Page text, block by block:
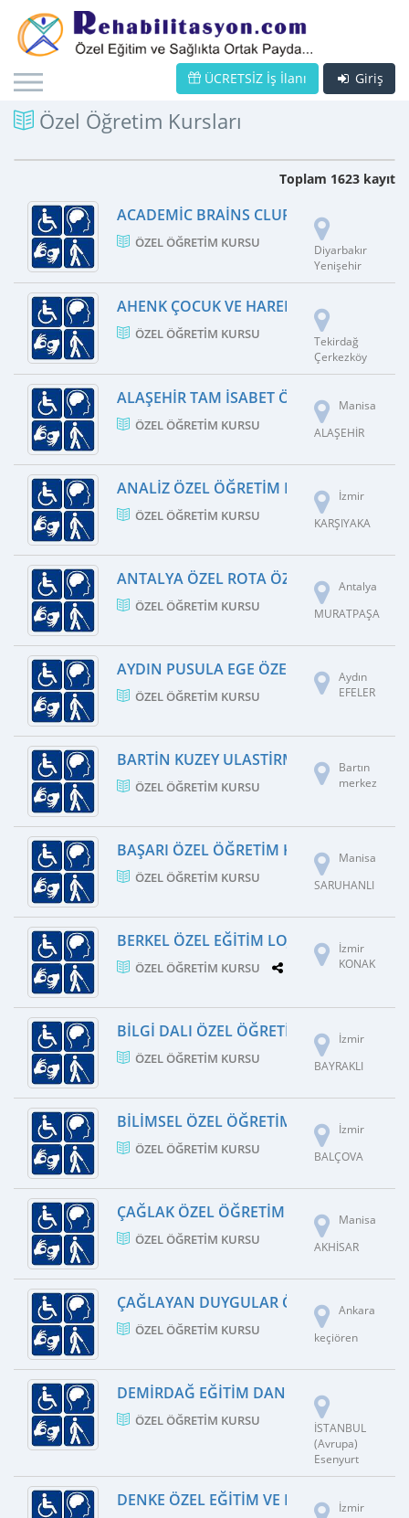
Giriş
ÜCRETSİZ İş İlanı
Özel Öğretim Kursları
Toplam 1623 kayıt
ACADEMIC BRAINS CLUP EĞITIM VE
ÖZEL ÖĞRETIM KURSU
Diyarbakır
Yenişehir
AHENK ÇOCUK VE HAREKET AKADEMISI
ÖZEL ÖĞRETIM KURSU
Tekirdağ
Çerkezköy
ALAŞEHIR TAM İSABET ÖZEL ÖĞRETIM
ÖZEL ÖĞRETIM KURSU
Manisa
ALAŞEHİR
ANALIZ ÖZEL ÖĞRETIM KURSU
ÖZEL ÖĞRETIM KURSU
İzmir
KARŞIYAKA
ANTALYA ÖZEL ROTA ÖZEL ÖĞRETIM
ÖZEL ÖĞRETIM KURSU
Antalya
MURATPAŞA
AYDIN PUSULA EGE ÖZEL ÖĞRETIM
ÖZEL ÖĞRETIM KURSU
Aydın
EFELER
BARTIN KUZEY ULASTIRMA HIZMETLERI
ÖZEL ÖĞRETIM KURSU
Bartın
merkez
BAŞARI ÖZEL ÖĞRETIM KURSU
ÖZEL ÖĞRETIM KURSU
Manisa
SARUHANLI
BERKEL ÖZEL EĞITIM LOJISTIK
ÖZEL ÖĞRETIM KURSU 1 ŞUBE
İzmir
KONAK
BILGI DALI ÖZEL ÖĞRETIM KURSU
ÖZEL ÖĞRETIM KURSU
İzmir
BAYRAKLI
BILIMSEL ÖZEL ÖĞRETIM KURSU
ÖZEL ÖĞRETIM KURSU
İzmir
BALÇOVA
ÇAĞLAK ÖZEL ÖĞRETIM KURSU
ÖZEL ÖĞRETIM KURSU
Manisa
AKHİSAR
ÇAĞLAYAN DUYGULAR ÖZEL EĞITIM VE
ÖZEL ÖĞRETIM KURSU
Ankara
keçiören
DEMIRDAĞ EĞITIM DANIŞMANLIK
ÖZEL ÖĞRETIM KURSU
İSTANBUL
(Avrupa)
Esenyurt
DENKE ÖZEL EĞITIM VE
İzmir